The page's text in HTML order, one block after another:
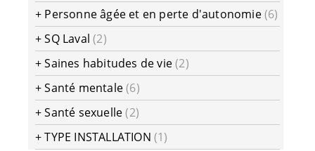
+ Personne âgée et en perte d'autonomie(6)
+SQ Laval (2)
+Saines habitudes de vie(2)
+Santé mentale(6)
+Santé sexuelle (2)
+TYPE INSTALLATION (1)